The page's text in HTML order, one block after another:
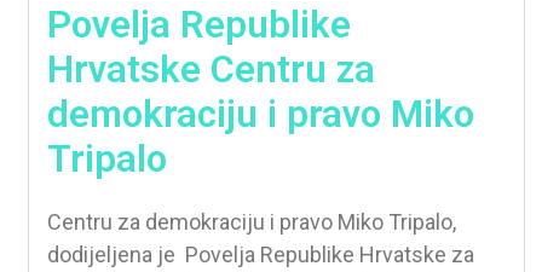
Povelja Republike
Hrvatske Centru za
demokraciju i pravo Miko
Tripalo
Centru za demokraciju i pravo Miko Tripalo,
dodijeljena je Povelja Republike Hrvatske za